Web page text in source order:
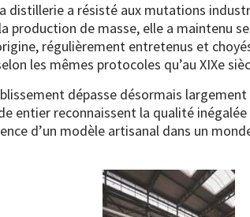
distillerie a résisté aux mutations
production de masse, elle a maintenu
régulièrement entretenus et
les mêmes protocoles qu’au XIXe
dépasse désormais
entier reconnaissent la qualité
d’un modèle artisanal dans un